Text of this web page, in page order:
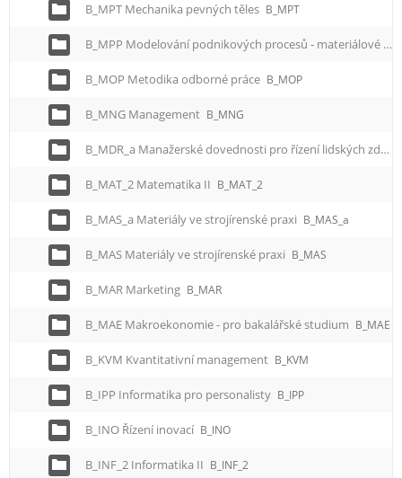
B_MPT Mechanika pevných těles B_MPT
B_MPP Modelování podnikových procesů - materiálové toky
B_MOP Metodika odborné práce B_MOP
B_MNG Management B_MNG
B_MDR_a Manažerské dovednosti pro řízení lidských zdrojů
B_MAT_2 Matematika II B_MAT_2
B_MAS_a Materiály ve strojírenské praxi B_MAS_a
B_MAS Materiály ve strojírenské praxi B_MAS
B_MAR Marketing B_MAR
B_MAE Makroekonomie - pro bakalářské studium B_MAE
B_KVM Kvantitativní management B_KVM
B_IPP Informatika pro personalisty B_IPP
B_INO Řízení inovací B_INO
B_INF_2 Informatika II B_INF_2